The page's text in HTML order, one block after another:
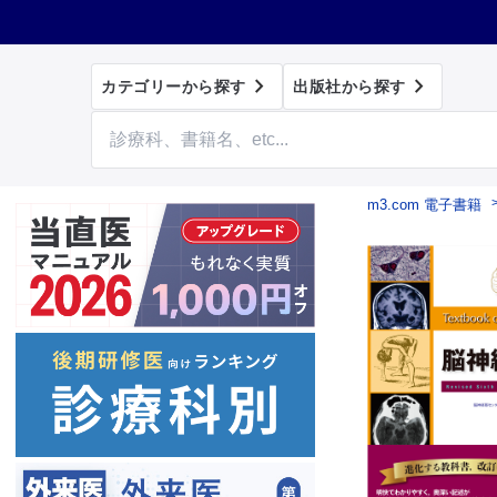
カテゴリーから探す  出版社から探す 
m3.com 電子書籍